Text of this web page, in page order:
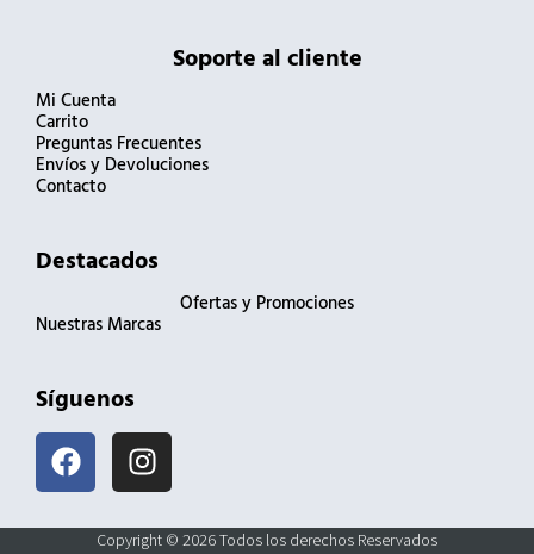
Soporte al cliente
Mi Cuenta
Carrito
Preguntas Frecuentes
Envíos y Devoluciones
Contacto
Destacados
Ofertas y Promociones
Nuestras Marcas
Síguenos
F
a
e
I
n
t
Copyright © 2026 Todos los derechos Reservados